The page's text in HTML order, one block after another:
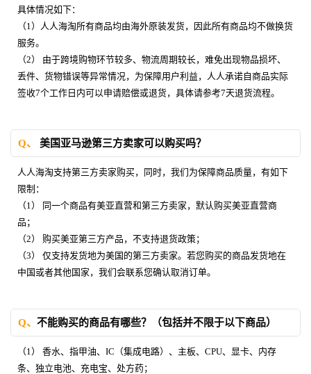
具体情况如下：
（1）人人海淘所有商品均由海外原装发货，因此所有商品均不做换货
服务。
（2） 由于跨境购物环节较多、物流周期较长，难免出现物品损坏、
丢件、货物错误等异常情况，为保障用户利益，人人承诺自商品实际
签收7个工作日内可以申请赔偿或退货，具体请参考7天退货流程。
Q、 美国亚马逊第三方卖家可以购买吗？
人人海淘支持第三方卖家购买，同时，我们为保障商品质量，有如下
限制：
（1） 同一个商品有美亚直营和第三方卖家，默认购买美亚直营商
品；
（2） 购买美亚第三方产品，不支持退货政策；
（3） 仅支持发货地为美国的第三方卖家。若您购买的商品发货地在
中国或者其他国家，我们会联系您确认取消订单。
Q、 不能购买的商品有哪些？（包括并不限于以下商品）
（1） 香水、指甲油、IC（集成电路）、主板、CPU、显卡、内存
条、独立电池、充电宝、处方药；